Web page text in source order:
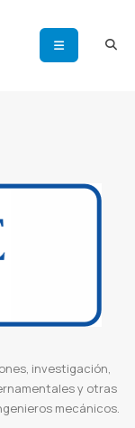
investigación,
y otras
mecánicos.